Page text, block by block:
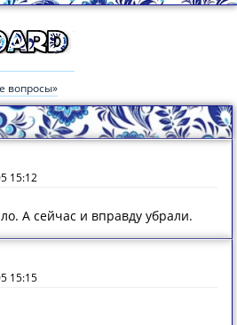
вопросы»
15:12
А сейчас и вправду убрали.
15:15